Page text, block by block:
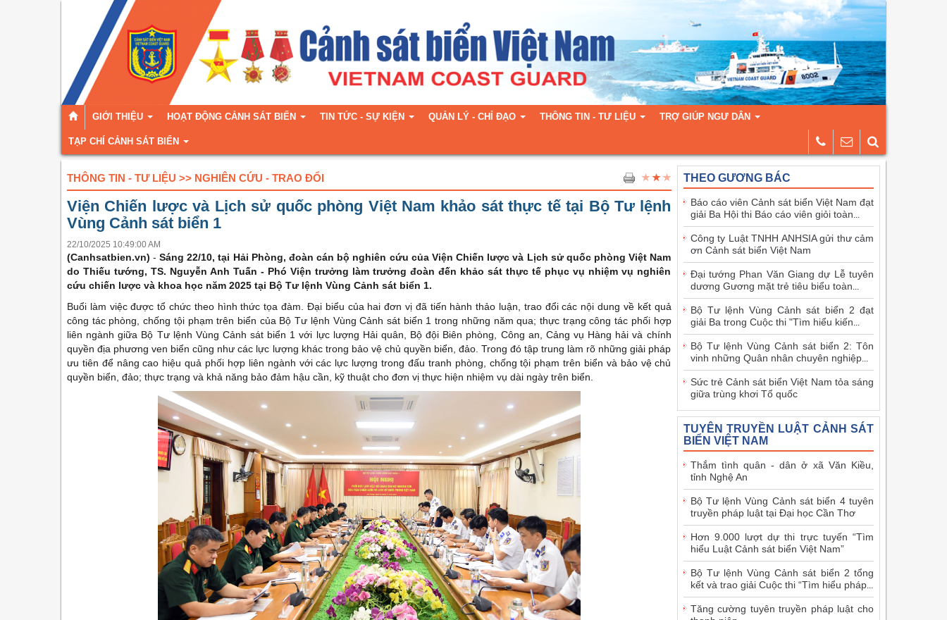
GIỚI THIỆU HOẠT ĐỘNG CẢNH SÁT BIỂN TIN TỨC - SỰ KIỆN QUẢN LÝ - CHỈ ĐẠO THÔNG TIN - TƯ LIỆU TRỢ GIÚP NGƯ DÂN
TẠP CHÍ CẢNH SÁT BIỂN
THÔNG TIN - TƯ LIỆU >> NGHIÊN CỨU - TRAO ĐỔI
Viện Chiến lược và Lịch sử quốc phòng Việt Nam khảo sát thực tế tại Bộ Tư lệnh
Vùng Cảnh sát biển 1
22/10/2025 10:49:00 AM
(Canhsatbien.vn) - Sáng 22/10, tại Hải Phòng, đoàn cán bộ nghiên cứu của Viện Chiến lược và Lịch sử quốc phòng Việt Nam
do Thiếu tướng, TS. Nguyễn Anh Tuấn - Phó Viện trưởng làm trưởng đoàn đến khảo sát thực tế phục vụ nhiệm vụ nghiên
cứu chiến lược và khoa học năm 2025 tại Bộ Tư lệnh Vùng Cảnh sát biển 1.
Buổi làm việc được tổ chức theo hình thức tọa đàm. Đại biểu của hai đơn vị đã tiến hành thảo luận, trao đổi các nội dung về kết quả
công tác phòng, chống tội phạm trên biển của Bộ Tư lệnh Vùng Cảnh sát biển 1 trong những năm qua; thực trạng công tác phối hợp
liên ngành giữa Bộ Tư lệnh Vùng Cảnh sát biển 1 với lực lượng Hải quân, Bộ đội Biên phòng, Công an, Cảng vụ Hàng hải và chính
quyền địa phương ven biển cũng như các lực lượng khác trong bảo vệ chủ quyền biển, đảo. Trong đó tập trung làm rõ những giải pháp
ưu tiên để nâng cao hiệu quả phối hợp liên ngành với các lực lượng trong đấu tranh phòng, chống tội phạm trên biển và bảo vệ chủ
quyền biển, đảo; thực trạng và khả năng bảo đảm hậu cần, kỹ thuật cho đơn vị thực hiện nhiệm vụ dài ngày trên biển.
THEO GƯƠNG BÁC
Báo cáo viên Cảnh sát biển Việt Nam đạt
giải Ba Hội thi Báo cáo viên giỏi toàn
Công ty Luật TNHH ANHSIA gửi thư cảm
ơn Cảnh sát biển Việt Nam
Đại tướng Phan Văn Giang dự Lễ tuyên
dương Gương mặt trẻ tiêu biểu toàn
Bộ Tư lệnh Vùng Cảnh sát biển 2 đạt
giải Ba trong Cuộc thi "Tìm hiểu kiến
Bộ Tư lệnh Vùng Cảnh sát biển 2: Tôn
vinh những Quân nhân chuyên nghiệp...
Sức trẻ Cảnh sát biển Việt Nam tỏa sáng
giữa trùng khơi Tổ quốc
TUYÊN TRUYỀN LUẬT CẢNH SÁT
BIỂN VIỆT NAM
Thắm tình quân - dân ở xã Văn Kiều,
tỉnh Nghệ An
Bộ Tư lệnh Vùng Cảnh sát biển 4 tuyên
truyền pháp luật tại Đại học Cần Thơ
Hơn 9.000 lượt dự thi trực tuyến “Tìm
hiểu Luật Cảnh sát biển Việt Nam”
Bộ Tư lệnh Vùng Cảnh sát biển 2 tổng
kết và trao giải Cuộc thi “Tìm hiểu pháp...
Tăng cường tuyên truyền pháp luật cho